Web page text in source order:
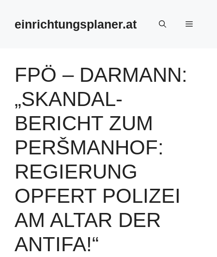
springeneinrichtungsplaner.at Menü
FPÖ – DARMANN:
„SKANDAL-
BERICHT ZUM
PERŠMANHOF:
REGIERUNG
OPFERT POLIZEI
AM ALTAR DER
ANTIFA!“